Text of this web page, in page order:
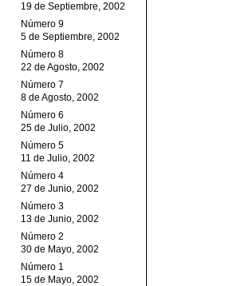
19 de Septiembre, 2002
Número 9
5 de Septiembre, 2002
Número 8
22 de Agosto, 2002
Número 7
8 de Agosto, 2002
Número 6
25 de Julio, 2002
Número 5
11 de Julio, 2002
Número 4
27 de Junio, 2002
Número 3
13 de Junio, 2002
Número 2
30 de Mayo, 2002
Número 1
15 de Mayo, 2002